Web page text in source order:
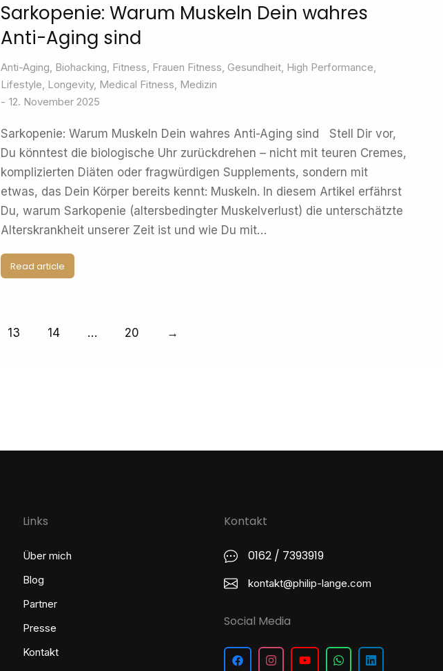
Sarkopenie: Warum Muskeln Dein wahres
Anti-Aging sind
Anti-Aging, Biohacking, Fitness, Frauen Fitness, Gesundheit, High Performance,
Lifestyle, Longevity, Medical Fitness, Medizin
12. November 2025
Sarkopenie: Warum Muskeln Dein wahres Anti-Aging sind Stell Dir vor,
Du könntest die biologische Uhr zurückdrehen – nicht mit teuren Cremes,
komplizierten Diäten oder fragwürdigen Supplements, sondern mit
etwas, das Dein Körper bereits kennt: Muskeln. In diesem Artikel erfährst
Du, warum Sarkopenie (altersbedingter Muskelverlust) die unterschätzte
Alterskrankheit unserer Zeit ist und wie Du mit…
Read article
13 14 … 20 →
Links
Über mich
Blog
Partner
Presse
Kontakt
Kontakt
0162 / 7393919
kontakt@philip-lange.com
Social Media